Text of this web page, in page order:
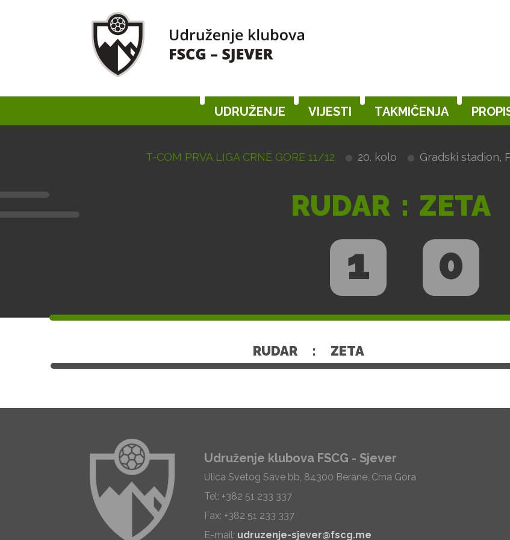
UDRUŽENJE VIJESTI TAKMIČENJA
T-COM PRVA LIGA CRNE GORE 11/12 20. kolo Gradski stadion,
RUDAR : ZETA
1 0
RUDAR : ZETA
Udruženje klubova FSCG - Sjever
Ulica Svetog Save bb, 84300 Berane, Crna Gora
Tel: +382 51 233 337
Fax: +382 51 233 337
E-mail: udruzenje-sjever@fscg.me